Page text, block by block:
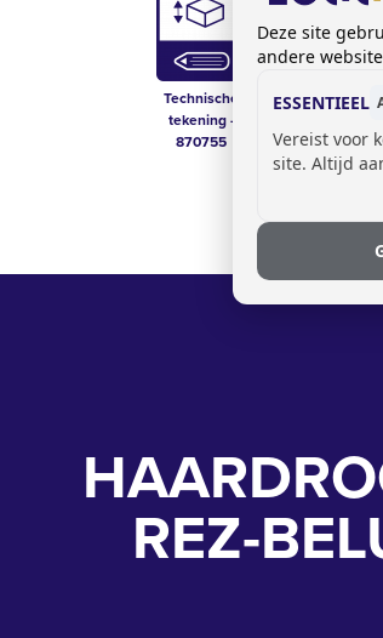
Technische
tekening -
870755
Prijslijst sanitair
REZ-
Deze site
andere
ESSENTIEEL
Vereist voor
site. Altijd